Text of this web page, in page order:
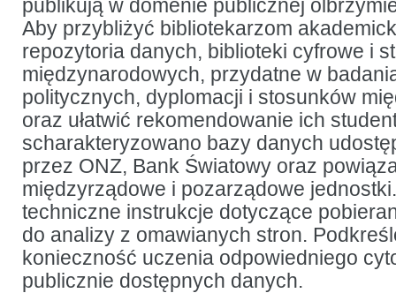
Zjednoczonych:
publikują w domenie publicznej
Aby przybliżyć bibliotekarzom
repozytoria danych, biblioteki cyfrowe i
międzynarodowych, przydatne w
politycznych, dyplomacji i stosunków
oraz ułatwić rekomendowanie ich
scharakteryzowano bazy danych
przez ONZ, Bank Światowy oraz
międzyrządowe i pozarządowe
techniczne instrukcje dotyczące
do analizy z omawianych stron.
konieczność uczenia odpowiedniego
publicznie dostępnych danych.